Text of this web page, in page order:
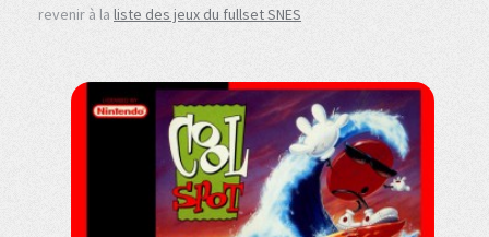
revenir à la liste des jeux du fullset SNES